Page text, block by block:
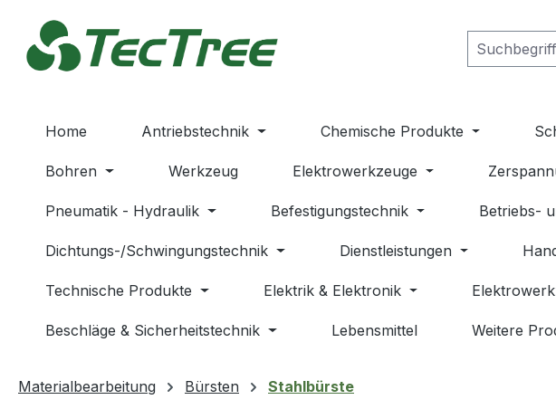
Hauptinhalt springen
Zur Suche springen
Zur Hauptnavigation springen
Home Antriebstechnik Chemische Produkte
Bohren Werkzeug Elektrowerkzeuge
Pneumatik - Hydraulik Befestigungstechnik Betriebs-
Dichtungs-/Schwingungstechnik Dienstleistungen
Technische Produkte Elektrik & Elektronik
Beschläge & Sicherheitstechnik Lebensmittel Weitere
Materialbearbeitung Bürsten Stahlbürste